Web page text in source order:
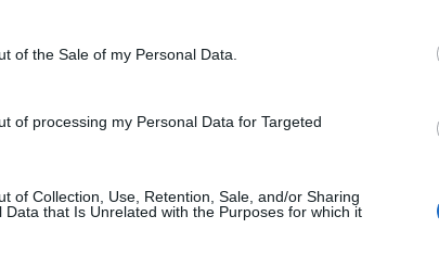
of the Sale of my Personal Data.
of processing my Personal Data for Targeted
of Collection, Use, Retention, Sale, and/or Sharing
Data that Is Unrelated with the Purposes for which it